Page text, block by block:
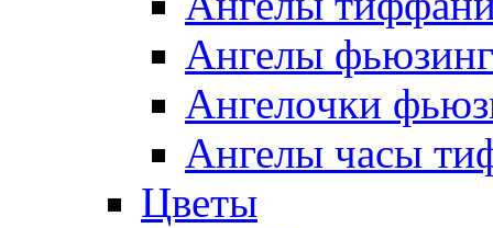
Ангелы фьюзинг
Ангелочки
Ангелы часы
Цветы